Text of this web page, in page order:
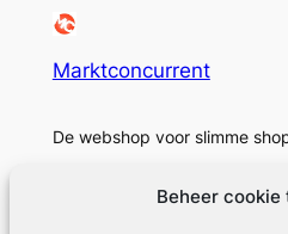
Beheer
Marktconcurrent
De webshop voor slimme